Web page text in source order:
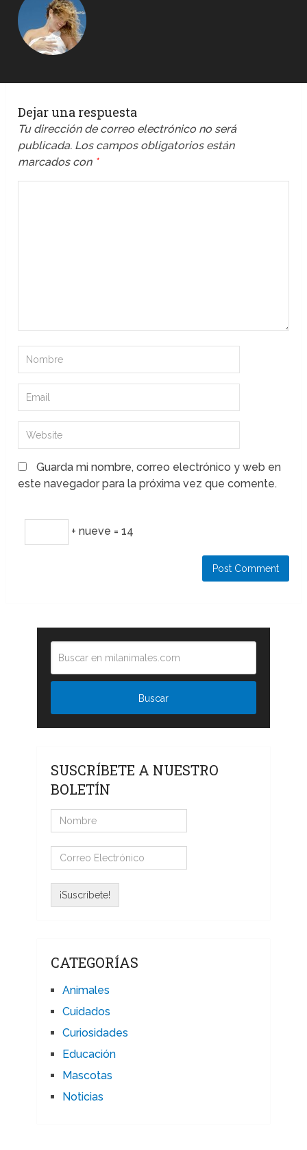
Dejar una respuesta
Tu dirección de correo electrónico no será
publicada. Los campos obligatorios están
marcados con *
Guarda mi nombre, correo electrónico y web en
este navegador para la próxima vez que comente.
+ nueve = 14
SUSCRÍBETE A NUESTRO
BOLETÍN
CATEGORÍAS
Animales
Cuidados
Curiosidades
Educación
Mascotas
Noticias